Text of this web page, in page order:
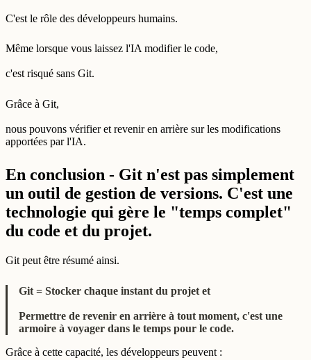
C'est le rôle des développeurs humains.
Même lorsque vous laissez l'IA modifier le code,
c'est risqué sans Git.
Grâce à Git,
nous pouvons vérifier et revenir en arrière sur les modifications
apportées par l'IA.
En conclusion - Git n'est pas simplement
un outil de gestion de versions. C'est une
technologie qui gère le "temps complet"
du code et du projet.
Git peut être résumé ainsi.
Git = Stocker chaque instant du projet et
Permettre de revenir en arrière à tout moment, c'est une
armoire à voyager dans le temps pour le code.
Grâce à cette capacité, les développeurs peuvent :